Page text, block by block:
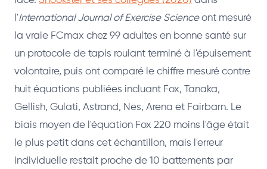
l'International Journal of Exercise Scienceont mesuré
la vraie FCmax chez 99 adultes en bonne santé sur
un protocole de tapis roulant terminé à l'épuisement
volontaire, puis ont comparé le chiffre mesuré contre
huit équations publiées incluant Fox, Tanaka,
Gellish, Gulati, Astrand, Nes, Arena et Fairbarn. Le
biais moyen de l'équation Fox 220 moins l'âge était
le plus petit dans cet échantillon, mais l'erreur
individuelle restait proche de 10 battements par